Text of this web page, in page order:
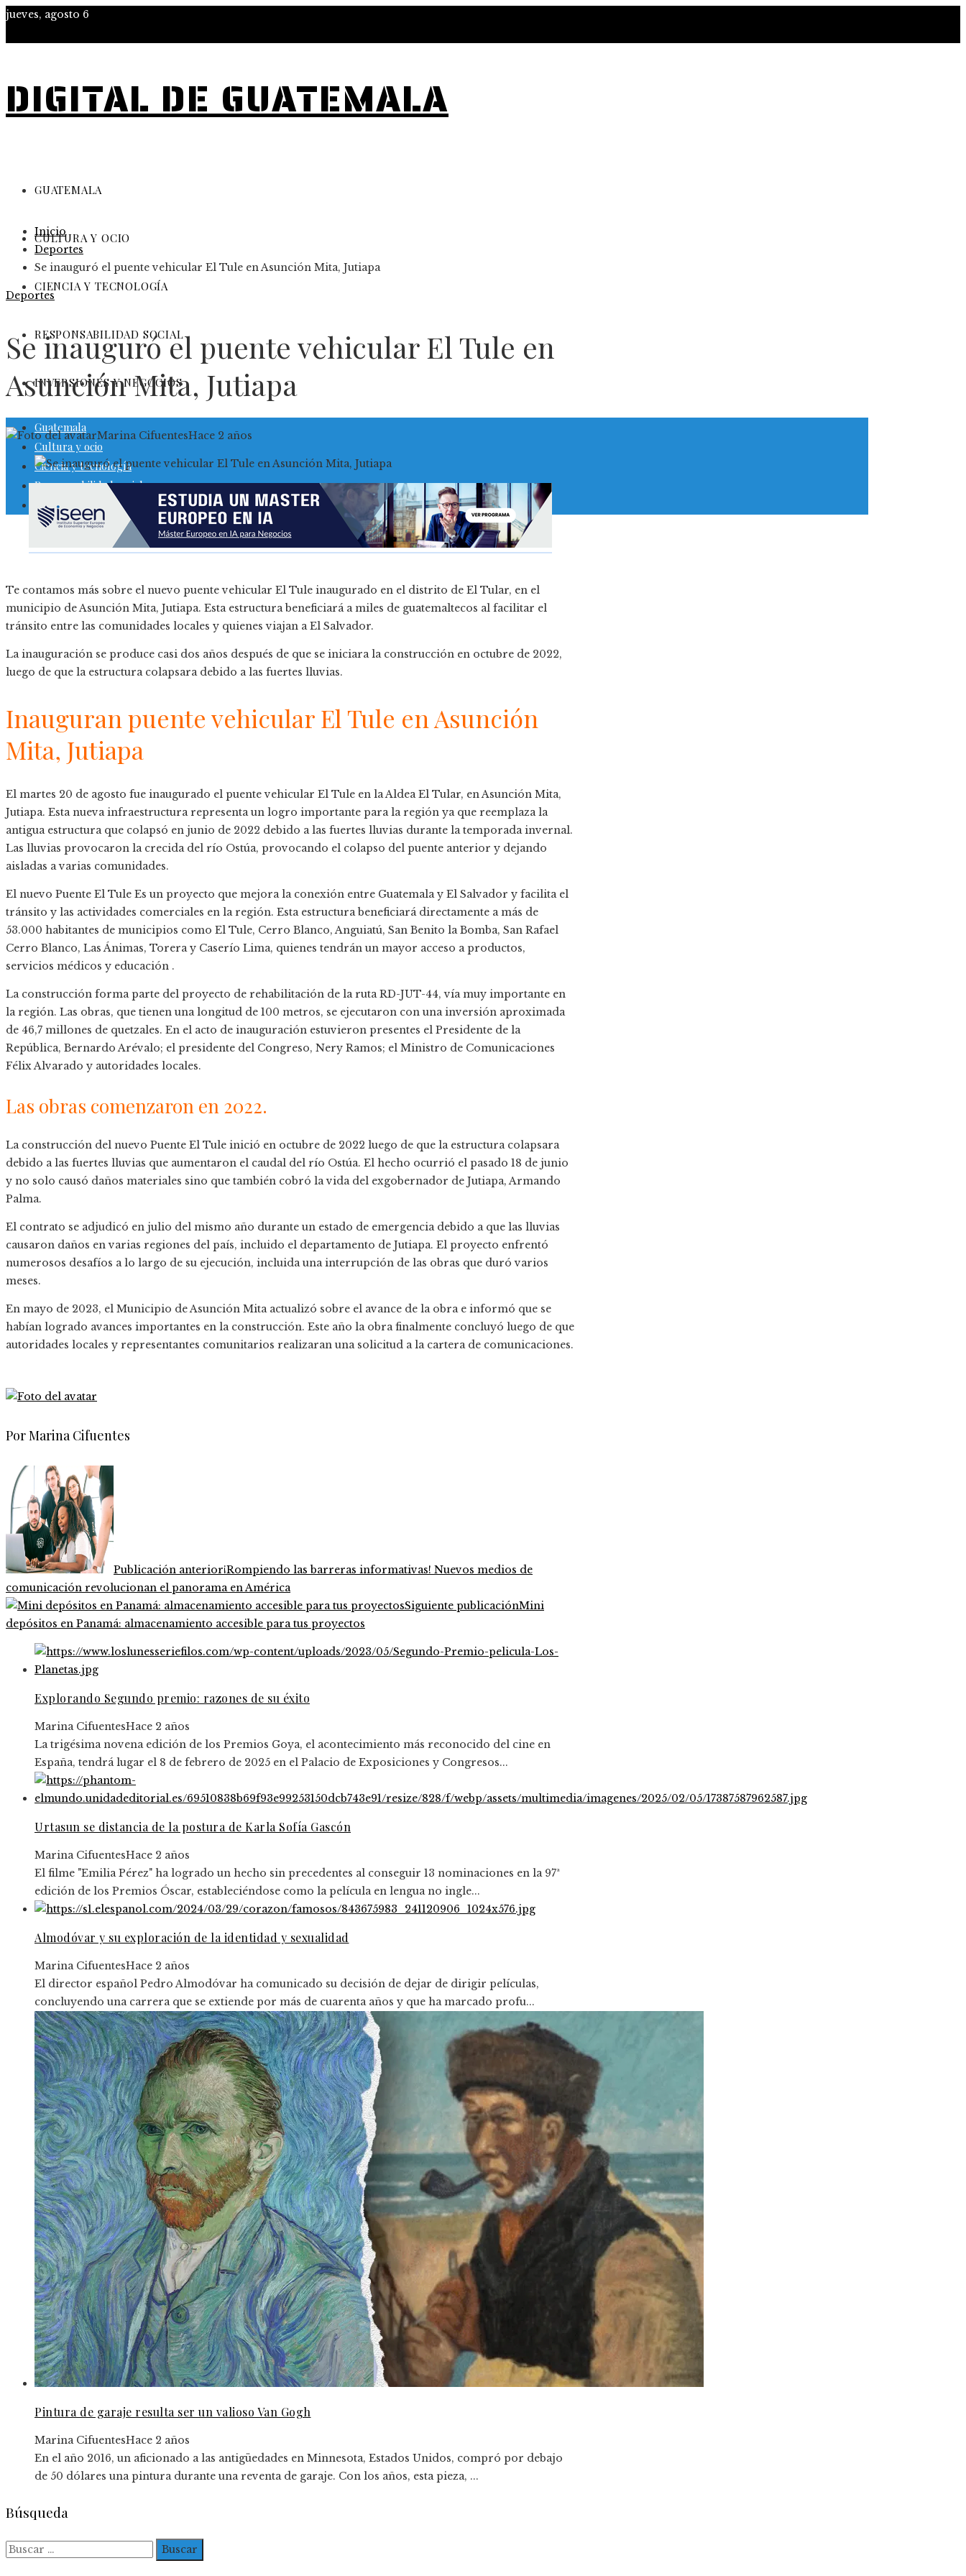
jueves, agosto 6
DIGITAL DE GUATEMALA
GUATEMALA
CULTURA Y OCIO
CIENCIA Y TECNOLOGÍA
RESPONSABILIDAD SOCIAL
INVERSIONES Y NEGOCIOS
Guatemala
Cultura y ocio
Ciencia y tecnología
Responsabilidad social
Inversiones y negocios
Inicio
Deportes
Se inauguró el puente vehicular El Tule en Asunción Mita, Jutiapa
Deportes
Se inauguró el puente vehicular El Tule en
Asunción Mita, Jutiapa
Marina CifuentesHace 2 años
Te contamos más sobre el nuevo puente vehicular El Tule inaugurado en el distrito de El Tular, en el
municipio de Asunción Mita, Jutiapa. Esta estructura beneficiará a miles de guatemaltecos al facilitar el
tránsito entre las comunidades locales y quienes viajan a El Salvador.
La inauguración se produce casi dos años después de que se iniciara la construcción en octubre de 2022,
luego de que la estructura colapsara debido a las fuertes lluvias.
Inauguran puente vehicular El Tule en Asunción
Mita, Jutiapa
El martes 20 de agosto fue inaugurado el puente vehicular El Tule en la Aldea El Tular, en Asunción Mita,
Jutiapa. Esta nueva infraestructura representa un logro importante para la región ya que reemplaza la
antigua estructura que colapsó en junio de 2022 debido a las fuertes lluvias durante la temporada invernal.
Las lluvias provocaron la crecida del río Ostúa, provocando el colapso del puente anterior y dejando
aisladas a varias comunidades.
El nuevo Puente El Tule Es un proyecto que mejora la conexión entre Guatemala y El Salvador y facilita el
tránsito y las actividades comerciales en la región. Esta estructura beneficiará directamente a más de
53.000 habitantes de municipios como El Tule, Cerro Blanco, Anguiatú, San Benito la Bomba, San Rafael
Cerro Blanco, Las Ánimas, Torera y Caserío Lima, quienes tendrán un mayor acceso a productos,
servicios médicos y educación .
La construcción forma parte del proyecto de rehabilitación de la ruta RD-JUT-44, vía muy importante en
la región. Las obras, que tienen una longitud de 100 metros, se ejecutaron con una inversión aproximada
de 46,7 millones de quetzales. En el acto de inauguración estuvieron presentes el Presidente de la
República, Bernardo Arévalo; el presidente del Congreso, Nery Ramos; el Ministro de Comunicaciones
Félix Alvarado y autoridades locales.
Las obras comenzaron en 2022.
La construcción del nuevo Puente El Tule inició en octubre de 2022 luego de que la estructura colapsara
debido a las fuertes lluvias que aumentaron el caudal del río Ostúa. El hecho ocurrió el pasado 18 de junio
y no solo causó daños materiales sino que también cobró la vida del exgobernador de Jutiapa, Armando
Palma.
El contrato se adjudicó en julio del mismo año durante un estado de emergencia debido a que las lluvias
causaron daños en varias regiones del país, incluido el departamento de Jutiapa. El proyecto enfrentó
numerosos desafíos a lo largo de su ejecución, incluida una interrupción de las obras que duró varios
meses.
En mayo de 2023, el Municipio de Asunción Mita actualizó sobre el avance de la obra e informó que se
habían logrado avances importantes en la construcción. Este año la obra finalmente concluyó luego de que
autoridades locales y representantes comunitarios realizaran una solicitud a la cartera de comunicaciones.
Por Marina Cifuentes
Publicación anterior¡Rompiendo las barreras informativas! Nuevos medios de
comunicación revolucionan el panorama en América
Siguiente publicaciónMini
depósitos en Panamá: almacenamiento accesible para tus proyectos
Explorando Segundo premio: razones de su éxito
Marina CifuentesHace 2 años
La trigésima novena edición de los Premios Goya, el acontecimiento más reconocido del cine en
España, tendrá lugar el 8 de febrero de 2025 en el Palacio de Exposiciones y Congresos...
Urtasun se distancia de la postura de Karla Sofía Gascón
Marina CifuentesHace 2 años
El filme "Emilia Pérez" ha logrado un hecho sin precedentes al conseguir 13 nominaciones en la 97ª
edición de los Premios Óscar, estableciéndose como la película en lengua no ingle...
Almodóvar y su exploración de la identidad y sexualidad
Marina CifuentesHace 2 años
El director español Pedro Almodóvar ha comunicado su decisión de dejar de dirigir películas,
concluyendo una carrera que se extiende por más de cuarenta años y que ha marcado profu...
Pintura de garaje resulta ser un valioso Van Gogh
Marina CifuentesHace 2 años
En el año 2016, un aficionado a las antigüedades en Minnesota, Estados Unidos, compró por debajo
de 50 dólares una pintura durante una reventa de garaje. Con los años, esta pieza, ...
Búsqueda
Buscar: